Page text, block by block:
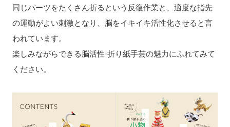
同じパーツをたくさん折るという反復作業と、適度な指先
の運動がよい刺激となり、脳をイキイキ活性化させると言
われています。
楽しみながらできる脳活性·折り紙手芸の魅力にふれてみて
ください。